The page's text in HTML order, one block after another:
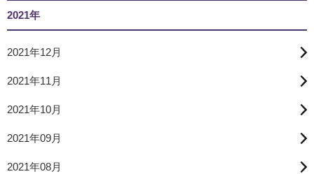
2021年
2021年12月
2021年11月
2021年10月
2021年09月
2021年08月